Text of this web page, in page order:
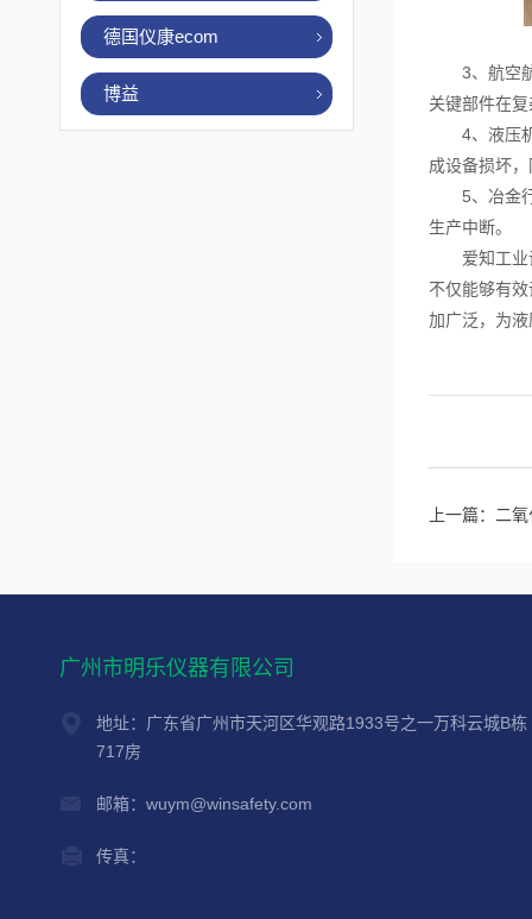
德国仪康ecom
博益
3、航空航
关键部件在
4、液压机
成设备损坏
5、冶金行
生产中断。
爱知工业调
不仅能够有
加广泛，为
上一篇： 二
广州市明乐仪器有限公司
地址：广东省广州市天河区华观路1933号之一万科云城B栋
717房
邮箱：wuym@winsafety.com
传真：